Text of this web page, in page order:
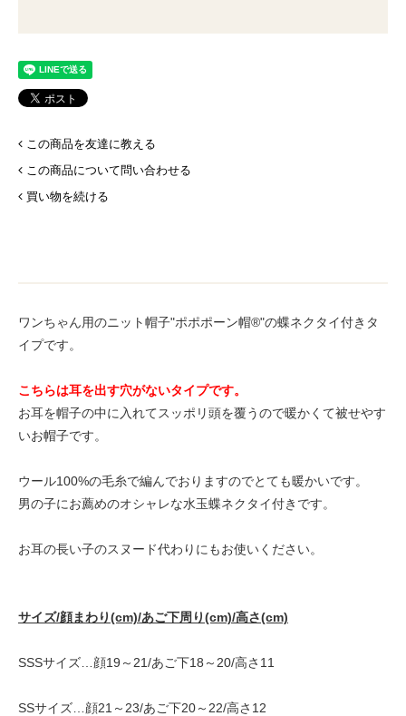
この商品を友達に教える
この商品について問い合わせる
買い物を続ける
ワンちゃん用のニット帽子"ポポポーン帽®︎"の蝶ネクタイ付きタ
イプです。
こちらは耳を出す穴がないタイプです。
お耳を帽子の中に入れてスッポリ頭を覆うので暖かくて被せやす
いお帽子です。
ウール100%の毛糸で編んでおりますのでとても暖かいです。
男の子にお薦めのオシャレな水玉蝶ネクタイ付きです。
お耳の長い子のスヌード代わりにもお使いください。
サイズ/顔まわり(cm)/あご下周り(cm)/高さ(cm)
SSSサイズ…顔19～21/あご下18～20/高さ11
SSサイズ…顔21～23/あご下20～22/高さ12